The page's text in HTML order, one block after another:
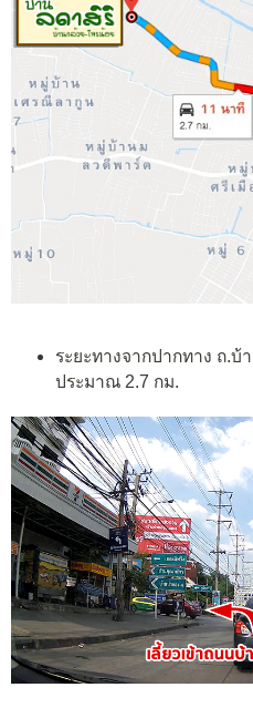
ระยะทางจากปากทาง ถ.บ้
ประมาณ 2.7 กม.